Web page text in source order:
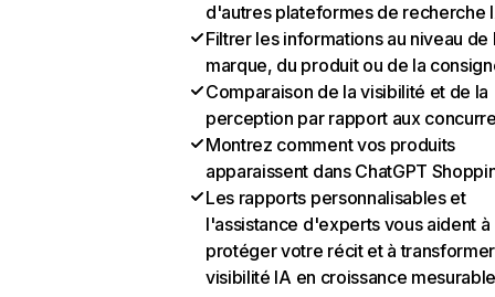
d'autres plateformes de recherche
Filtrer les informations au niveau de
marque, du produit ou de la
Comparaison de la visibilité et de la
perception par rapport aux
Montrez comment vos produits
apparaissent dans ChatGPT
Les rapports personnalisables et
l'assistance d'experts vous aident à
protéger votre récit et à
visibilité IA en croissance